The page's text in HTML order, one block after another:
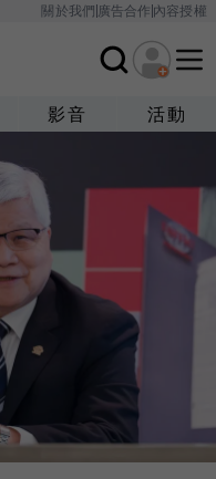
關於我們廣告合作內容授權
影音 活動